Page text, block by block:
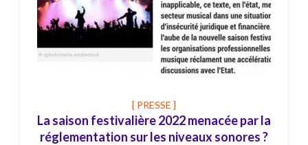
[ PRESSE ]
La saison festivalière 2022 menacée par la
réglementation sur les niveaux sonores ?